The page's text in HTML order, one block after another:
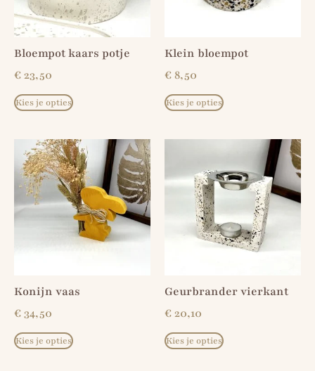
Bloempot kaars potje
€23,50
Kies je opties
Klein bloempot
€8,50
Kies je opties
Konijn vaas
€34,50
Kies je opties
Geurbrander vierkant
€20,10
Kies je opties